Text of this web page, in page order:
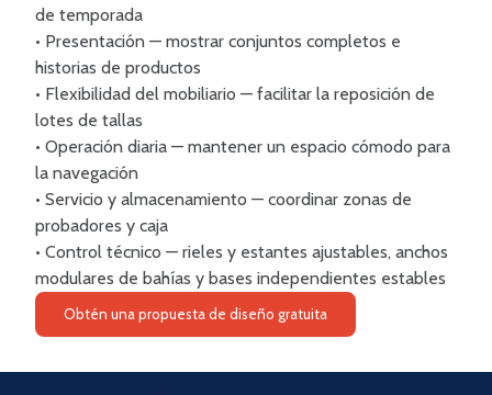
de temporada
• Presentación — mostrar conjuntos completos e
historias de productos
• Flexibilidad del mobiliario — facilitar la reposición de
lotes de tallas
• Operación diaria — mantener un espacio cómodo para
la navegación
• Servicio y almacenamiento — coordinar zonas de
probadores y caja
• Control técnico — rieles y estantes ajustables, anchos
modulares de bahías y bases independientes estables
Obtén una propuesta de diseño gratuita